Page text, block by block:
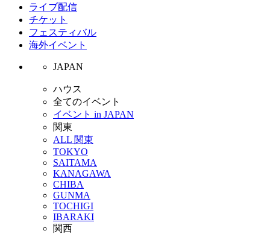
ライブ配信
チケット
フェスティバル
海外イベント
JAPAN
ハウス
全てのイベント
イベント in JAPAN
関東
ALL 関東
TOKYO
SAITAMA
KANAGAWA
CHIBA
GUNMA
TOCHIGI
IBARAKI
関西